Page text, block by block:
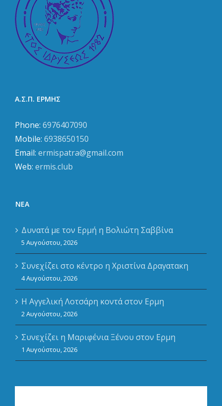
Α.Σ.Π. ΕΡΜΗΣ
Phone: 6976407090
Mobile: 6938650150
Email: ermispatra@gmail.com
Web: ermis.club
ΝΈΑ
Δυνατά με τον Ερμή η Βολιώτη Σαββίνα
5 Αυγούστου, 2026
Συνεχίζει στο κέντρο η Χριστίνα Δραγατακη
4 Αυγούστου, 2026
Η Αγγελική Λοτσάρη κοντά στον Ερμη
2 Αυγούστου, 2026
Συνεχίζει η Μαριφένια Ξένου στον Ερμη
1 Αυγούστου, 2026